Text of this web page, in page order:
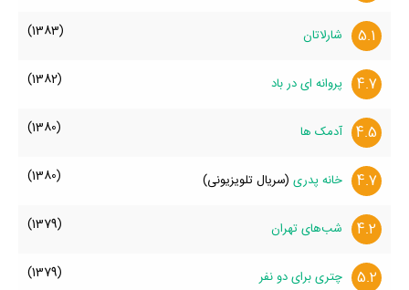
5.1 شارلاتان (1383)
4.7 پروانه ای در باد (1382)
4.5 آدمک ها (1380)
4.7 خانه پدری (سریال تلویزیونی) (1380)
4.2 شب‌های تهران (1379)
5.2 چتری برای دو نفر (1379)